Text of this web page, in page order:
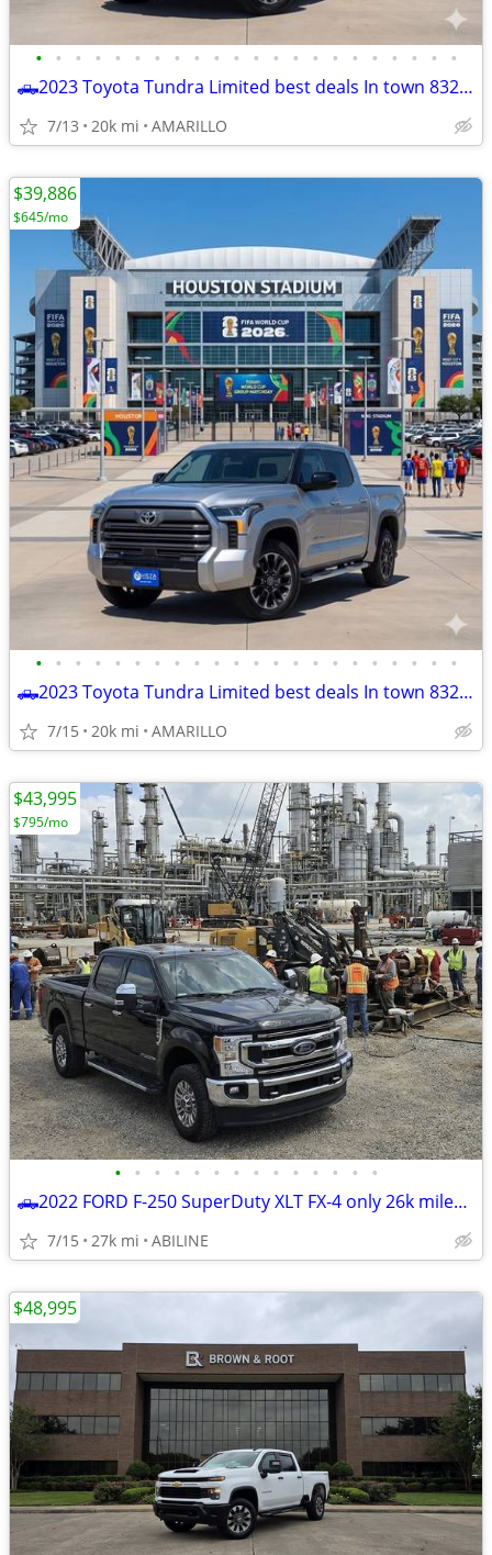
• • • • • • • • • • • • • • • • • • • • • •
🛻2023 Toyota Tundra Limited best deals In town 832-249-1818
7/13 20k mi AMARILLO
• • • • • • • • • • • • • • • • • • • • • •
🛻2023 Toyota Tundra Limited best deals In town 832-249-1818
7/15 20k mi AMARILLO
$39,886
$645/mo
• • • • • • • • • • • • • •
🛻2022 FORD F-250 SuperDuty XLT FX-4 only 26k miles *BEST DEAL ZERO GAMES *☎
7/15 27k mi ABILINE
$43,995
$795/mo
$48,995